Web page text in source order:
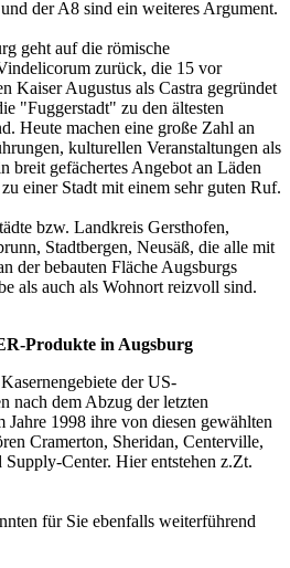
der A8 sind ein weiteres Argument.
geht auf die römische
zurück, die 15 vor
Kaiser Augustus als Castra gegründet
"Fuggerstadt" zu den ältesten
Heute machen eine große Zahl an
kulturellen Veranstaltungen als
breit gefächertes Angebot an Läden
einer Stadt mit einem sehr guten Ruf.
bzw. Landkreis Gersthofen,
Stadtbergen, Neusäß, die alle mit
der bebauten Fläche Augsburgs
als auch als Wohnort reizvoll sind.
Produkte in Augsburg
der US-
nach dem Abzug der letzten
Jahre 1998 ihre von diesen gewählten
Cramerton, Sheridan, Centerville,
Center. Hier entstehen z.Zt.
für Sie ebenfalls weiterführend